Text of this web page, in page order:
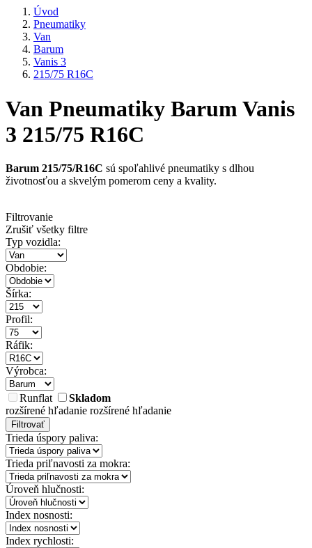
Úvod
Pneumatiky
Van
Barum
Vanis 3
215/75 R16C
Van Pneumatiky Barum Vanis
3 215/75 R16C
Barum 215/75/R16C sú spoľahlivé pneumatiky s dlhou
životnosťou a skvelým pomerom ceny a kvality.
Filtrovanie
Zrušiť všetky filtre
Typ vozidla:
Obdobie:
Šírka:
Profil:
Ráfik:
Výrobca:
Runflat
Skladom
rozšírené hľadanie rozšírené hľadanie
Filtrovať
Trieda úspory paliva:
Trieda priľnavosti za mokra:
Úroveň hlučnosti:
Index nosnosti:
Index rychlosti: